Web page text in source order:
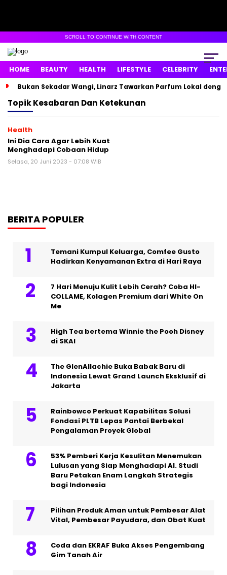
SCROLL TO CONTINUE WITH CONTENT
HOME BEAUTY HEALTH LIFESTYLE CELEBRITY
Bukan Sekadar Wangi, Linarz Tawarkan Parfum Lokal
TopikKesabaran Dan Ketekunan
Health
Ini Dia Cara Agar Lebih Kuat
Menghadapi Cobaan Hidup
Selasa, 20 Juni 2023 - 07:08 WIB
BERITA POPULER
Temani Kumpul Keluarga, Comfee Gusto
Hadirkan Kenyamanan Extra di Hari Raya
7 Hari Menuju Kulit Lebih Cerah? Coba HI-
COLLAME, Kolagen Premium dari White On
Me
High Tea bertema Winnie the Pooh Disney
di SKAI
The GlenAllachie Buka Babak Baru di
Indonesia Lewat Grand Launch Eksklusif di
Jakarta
Rainbowco Perkuat Kapabilitas Solusi
Fondasi PLTB Lepas Pantai Berbekal
Pengalaman Proyek Global
53% Pemberi Kerja Kesulitan Menemukan
Lulusan yang Siap Menghadapi AI. Studi
Baru Petakan Enam Langkah Strategis
bagi Indonesia
Pilihan Produk Aman untuk Pembesar Alat
Vital, Pembesar Payudara, dan Obat Kuat
Coda dan EKRAF Buka Akses Pengembang
Gim Tanah Air